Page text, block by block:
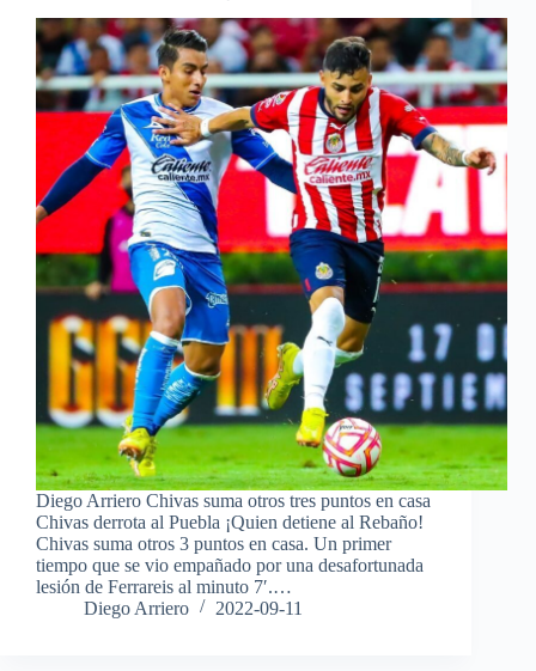
Diego Arriero Chivas suma otros tres puntos en casa
Chivas derrota al Puebla ¡Quien detiene al Rebaño!
Chivas suma otros 3 puntos en casa. Un primer
tiempo que se vio empañado por una desafortunada
lesión de Ferrareis al minuto 7′.…
Diego Arriero
2022-09-11